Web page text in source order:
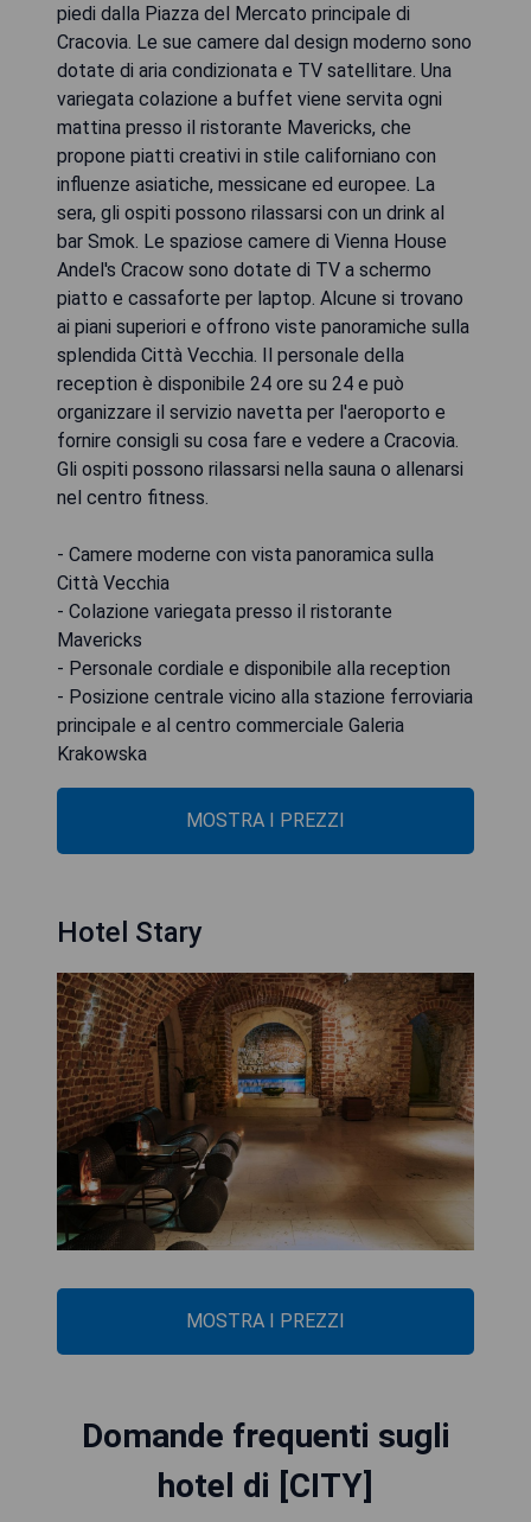
piedi dalla Piazza del Mercato principale di
Cracovia. Le sue camere dal design moderno sono
dotate di aria condizionata e TV satellitare. Una
variegata colazione a buffet viene servita ogni
mattina presso il ristorante Mavericks, che
propone piatti creativi in stile californiano con
influenze asiatiche, messicane ed europee. La
sera, gli ospiti possono rilassarsi con un drink al
bar Smok. Le spaziose camere di Vienna House
Andel's Cracow sono dotate di TV a schermo
piatto e cassaforte per laptop. Alcune si trovano
ai piani superiori e offrono viste panoramiche sulla
splendida Città Vecchia. Il personale della
reception è disponibile 24 ore su 24 e può
organizzare il servizio navetta per l'aeroporto e
fornire consigli su cosa fare e vedere a Cracovia.
Gli ospiti possono rilassarsi nella sauna o allenarsi
nel centro fitness.
- Camere moderne con vista panoramica sulla
Città Vecchia
- Colazione variegata presso il ristorante
Mavericks
- Personale cordiale e disponibile alla reception
- Posizione centrale vicino alla stazione ferroviaria
principale e al centro commerciale Galeria
Krakowska
MOSTRA I PREZZI
Hotel Stary
MOSTRA I PREZZI
Domande frequenti sugli
hotel di [CITY]